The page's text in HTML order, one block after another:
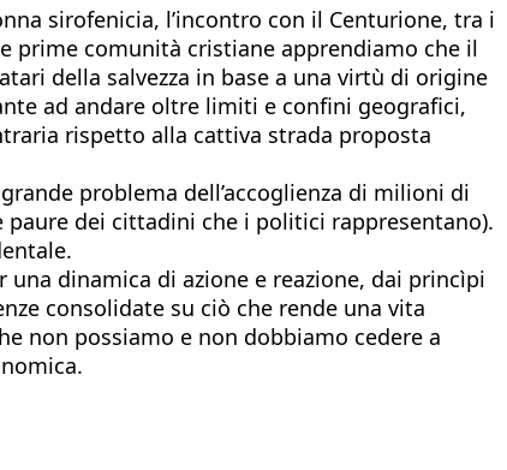
sirofenicia, l’incontro con il Centurione, tra i
prime comunità cristiane apprendiamo che il
della salvezza in base a una virtù di origine
ad andare oltre limiti e confini geografici,
rispetto alla cattiva strada proposta
problema dell’accoglienza di milioni di
dei cittadini che i politici rappresentano).
una dinamica di azione e reazione, dai princìpi
consolidate su ciò che rende una vita
non possiamo e non dobbiamo cedere a